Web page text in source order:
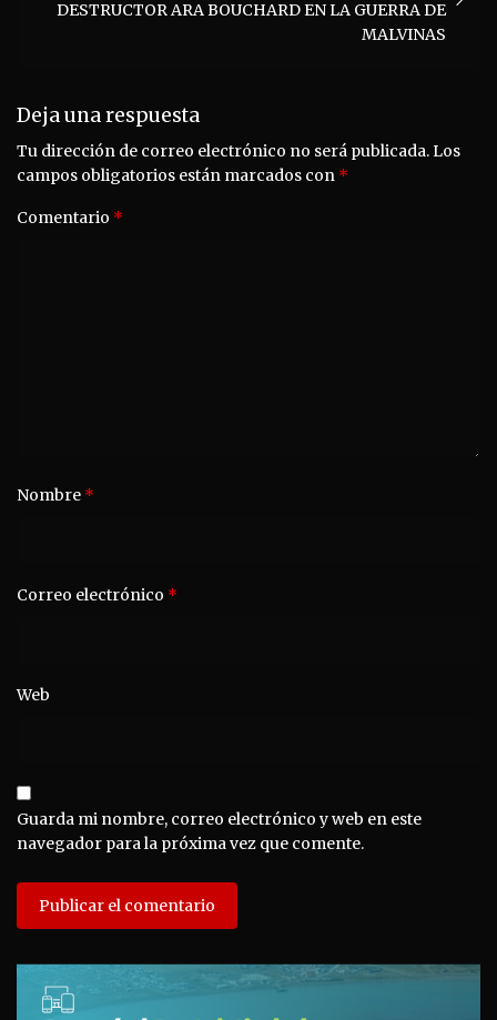
DESTRUCTOR ARA BOUCHARD EN LA GUERRA DE
MALVINAS
Deja una respuesta
Tu dirección de correo electrónico no será publicada.Los
campos obligatorios están marcados con *
Comentario *
Nombre *
Correo electrónico *
Web
Guarda mi nombre, correo electrónico y web en este
navegador para la próxima vez que comente.